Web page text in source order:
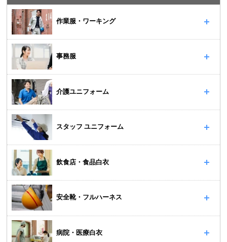
作業服・ワーキング
事務服
介護ユニフォーム
スタッフ ユニフォーム
飲食店・食品白衣
安全靴・フルハーネス
病院・医療白衣